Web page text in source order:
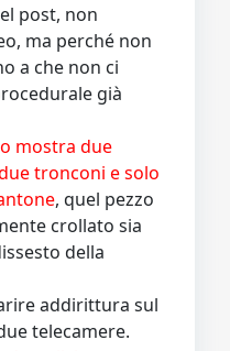
post, non
ma perché non
a che non ci
già
mostra due
tronconi e solo
, quel pezzo
crollato sia
della
addirittura sul
telecamere.